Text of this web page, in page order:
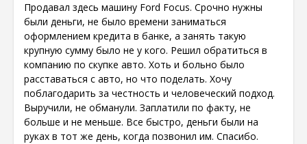
Продавал здесь машину Ford Focus. Срочно нужны
были деньги, не было времени заниматься
оформлением кредита в банке, а занять такую
крупную сумму было не у кого. Решил обратиться в
компанию по скупке авто. Хоть и больно было
расставаться с авто, но что поделать. Хочу
поблагодарить за честность и человеческий подход.
Выручили, не обманули. Заплатили по факту, не
больше и не меньше. Все быстро, деньги были на
руках в тот же день, когда позвонил им. Спасибо.